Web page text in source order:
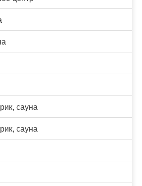
сауна
сауна